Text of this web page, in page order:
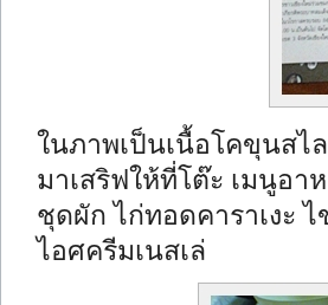
ในภาพเป็นเนื้อโคขุนสไ
มาเสริฟให้ที่โต๊ะ เมนูอ
ชุดผัก ไก่ทอดคาราเงะ
ไอศครีมเนสเล่